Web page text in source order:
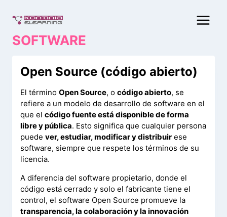
contenido
SOFTWARE
Open Source (código abierto)
El término Open Source, o código abierto, se
refiere a un modelo de desarrollo de software en el
que el código fuente está disponible de forma
libre y pública. Esto significa que cualquier persona
puede ver, estudiar, modificar y distribuir ese
software, siempre que respete los términos de su
licencia.
A diferencia del software propietario, donde el
código está cerrado y solo el fabricante tiene el
control, el software Open Source promueve la
transparencia, la colaboración y la innovación